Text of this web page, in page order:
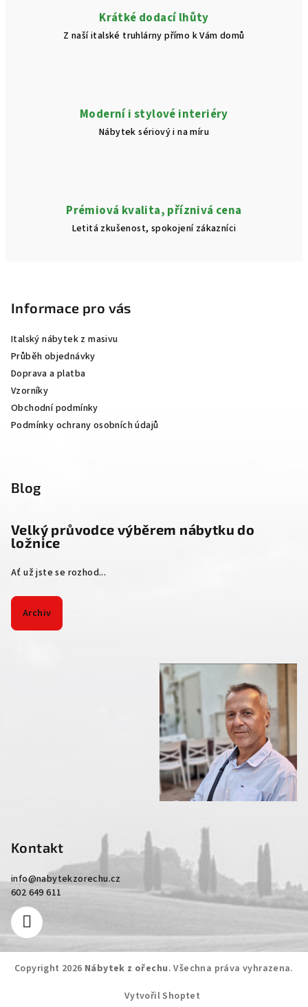
v
ý
p
Krátké dodací lhůty
Z naší italské truhlárny přímo k Vám domů
Moderní i stylové interiéry
Nábytek sériový i na míru
Prémiová kvalita, příznivá cena
Letitá zkušenost, spokojení zákazníci
Informace pro vás
Italský nábytek z masivu
Průběh objednávky
Doprava a platba
Vzorníky
Obchodní podmínky
Podmínky ochrany osobních údajů
Blog
Velký průvodce výběrem nábytku do
ložnice
Ať už jste se rozhod...
Archiv
Kontakt
info@nabytekzorechu.cz
602 649 611
Copyright 2026 Nábytek z ořechu. Všechna práva vyhrazena.
Vytvořil Shoptet